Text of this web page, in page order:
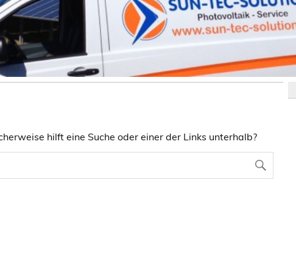
hilft eine Suche oder einer der Links unterhalb?